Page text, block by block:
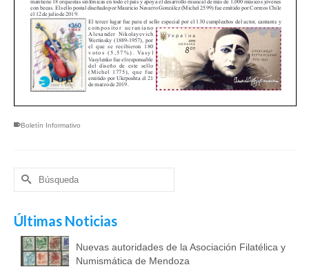
Boletín Informativo
Buscar
por:
Últimas Noticias
Nuevas autoridades de la Asociación Filatélica y
Numismática de Mendoza